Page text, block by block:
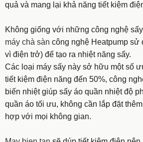
quả và mang lại khả năng tiết kiệm
Không giống với những công nghệ
máy chà sàn công nghệ Heatpump sử
vì điện trở) để tạo ra nhiệt năng sấy.
Các loại máy sấy này sở hữu một số
tiết kiệm điện năng đến 50%, công
biến nhiệt giúp sấy áo quần nhiệt độ
quần áo tối ưu, không cần lắp đặt
hợp với mọi không gian.